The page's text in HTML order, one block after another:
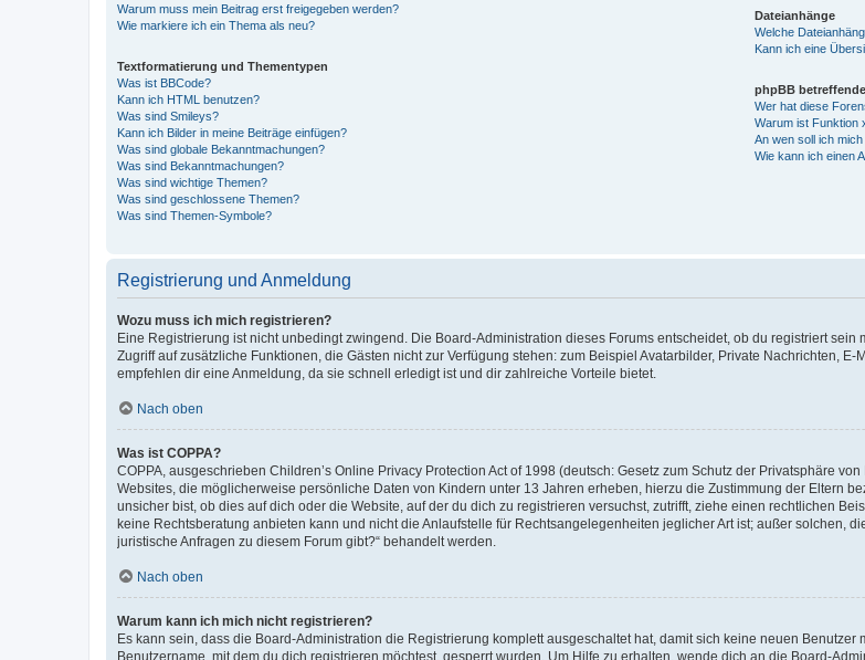
Warum muss mein Beitrag erst freigegeben werden?
Wie markiere ich ein Thema als neu?
Textformatierung und Thementypen
Was ist BBCode?
Kann ich HTML benutzen?
Was sind Smileys?
Kann ich Bilder in meine Beiträge einfügen?
Was sind globale Bekanntmachungen?
Was sind Bekanntmachungen?
Was sind wichtige Themen?
Was sind geschlossene Themen?
Was sind Themen-Symbole?
Dateianhänge
Welche
Kann ich eine
phpBB
Wer hat diese
Warum ist Funktion
An wen soll ich
Wie kann ich einen
Registrierung und Anmeldung
Wozu muss ich mich registrieren?
Eine Registrierung ist nicht unbedingt zwingend. Die Board-Administration dieses Forums entscheidet, ob du registriert
Zugriff auf zusätzliche Funktionen, die Gästen nicht zur Verfügung stehen: zum Beispiel Avatarbilder, Private Nachrichten,
empfehlen dir eine Anmeldung, da sie schnell erledigt ist und dir zahlreiche Vorteile bietet.
Nach oben
Was ist COPPA?
COPPA, ausgeschrieben Children’s Online Privacy Protection Act of 1998 (deutsch: Gesetz zum Schutz der Privatsphäre
Websites, die möglicherweise persönliche Daten von Kindern unter 13 Jahren erheben, hierzu die Zustimmung der Eltern
unsicher bist, ob dies auf dich oder die Website, auf der du dich zu registrieren versuchst, zutrifft, ziehe einen rechtlichen
keine Rechtsberatung anbieten kann und nicht die Anlaufstelle für Rechtsangelegenheiten jeglicher Art ist; außer solchen,
juristische Anfragen zu diesem Forum gibt?“ behandelt werden.
Nach oben
Warum kann ich mich nicht registrieren?
Es kann sein, dass die Board-Administration die Registrierung komplett ausgeschaltet hat, damit sich keine neuen
Benutzername, mit dem du dich registrieren möchtest, gesperrt wurden. Um Hilfe zu erhalten, wende dich an die Board-